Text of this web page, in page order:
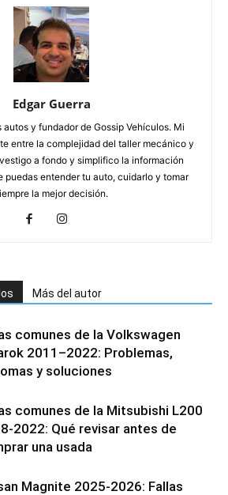
Edgar Guerra
autos y fundador de Gossip Vehículos. Mi
entre la complejidad del taller mecánico y
a fondo y simplifico la información
puedas entender tu auto, cuidarlo y tomar
la mejor decisión.
Más del autor
comunes de la Volkswagen
2011–2022: Problemas,
y soluciones
comunes de la Mitsubishi L200
2022: Qué revisar antes de
una usada
Magnite 2025-2026: Fallas